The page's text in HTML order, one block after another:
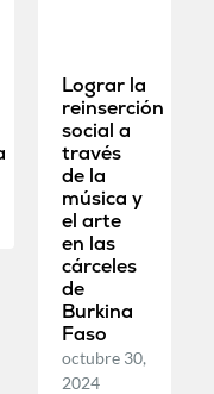
Lograr la
reinserción
social a
través
de la
música y
el arte
en las
cárceles
de
Burkina
Faso
octubre 30,
2024